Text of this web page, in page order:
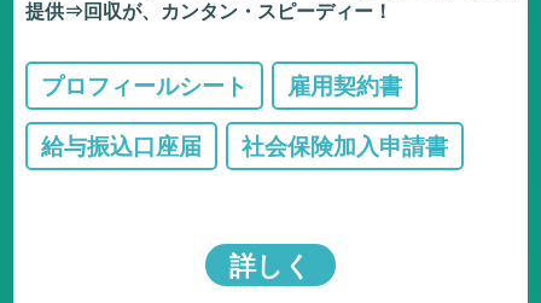
提供⇒回収が、カンタン・スピーディー！
プロフィールシート 雇用契約書
給与振込口座届 社会保険加入申請書
詳しく